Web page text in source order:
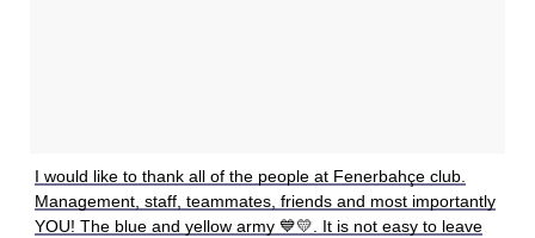
I would like to thank all of the people at Fenerbahçe club.
Management, staff, teammates, friends and most importantly
YOU! The blue and yellow army 💙💛. It is not easy to leave